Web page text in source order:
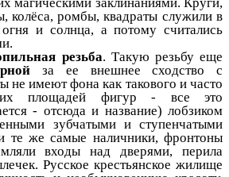
колёса, ромбы, квадраты служили в
и солнца, а потому считались
резьба. Такую резьбу еще
за ее внешнее сходство с
не имеют фона как такового и часто
площадей фигур - все это
- отсюда и название) лобзиком
зубчатыми и ступенчатыми
те же самые наличники, фронтоны
входы над дверями, перила
Русское крестьянское жилище